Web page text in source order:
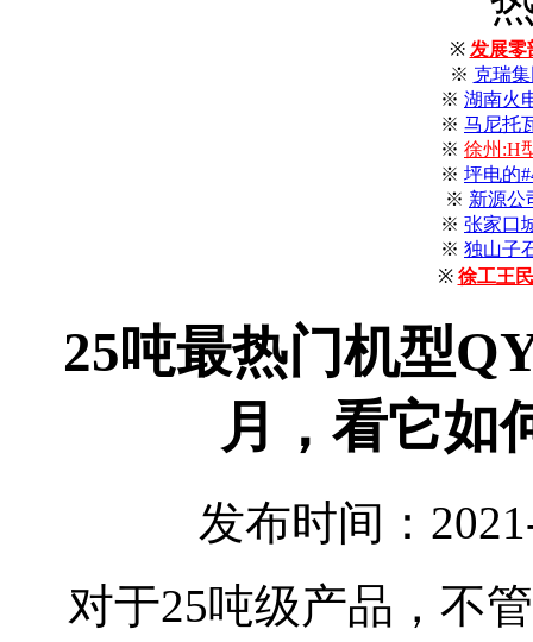
※ 发展
※ 克瑞
※ 湖南火
※ 马尼托
※ 徐州:H
※ 坪电的
※ 新源公
※ 张家口
※ 独山子
※ 徐工王
25吨最热门机型
月，看它如
发布时间：
对于25吨级产品，不